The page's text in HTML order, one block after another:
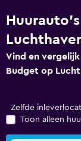
Vind en
Budget op
Zelfde
Toon alleen